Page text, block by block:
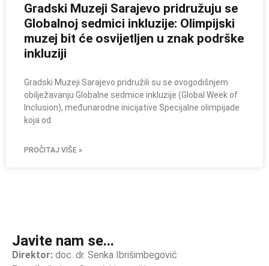
Gradski Muzeji Sarajevo pridružuju se
Globalnoj sedmici inkluzije: Olimpijski
muzej bit će osvijetljen u znak podrške
inkluziji
Gradski Muzeji Sarajevo pridružili su se ovogodišnjem
obilježavanju Globalne sedmice inkluzije (Global Week of
Inclusion), međunarodne inicijative Specijalne olimpijade
koja od
PROČITAJ VIŠE »
Javite nam se...
Direktor: doc. dr. Senka Ibrišimbegović